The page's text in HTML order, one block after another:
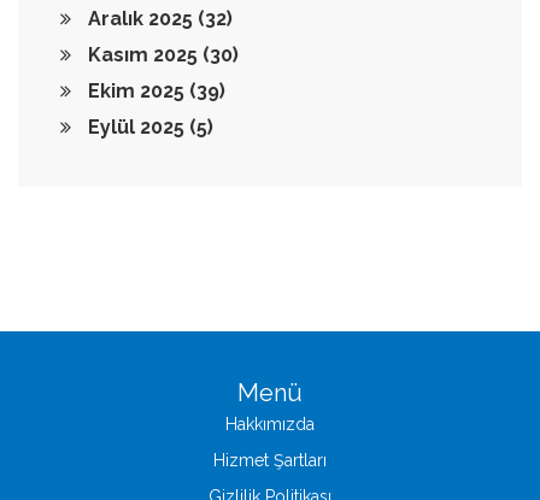
Aralık 2025 (32)
Kasım 2025 (30)
Ekim 2025 (39)
Eylül 2025 (5)
Menü
Hakkımızda
Hizmet Şartları